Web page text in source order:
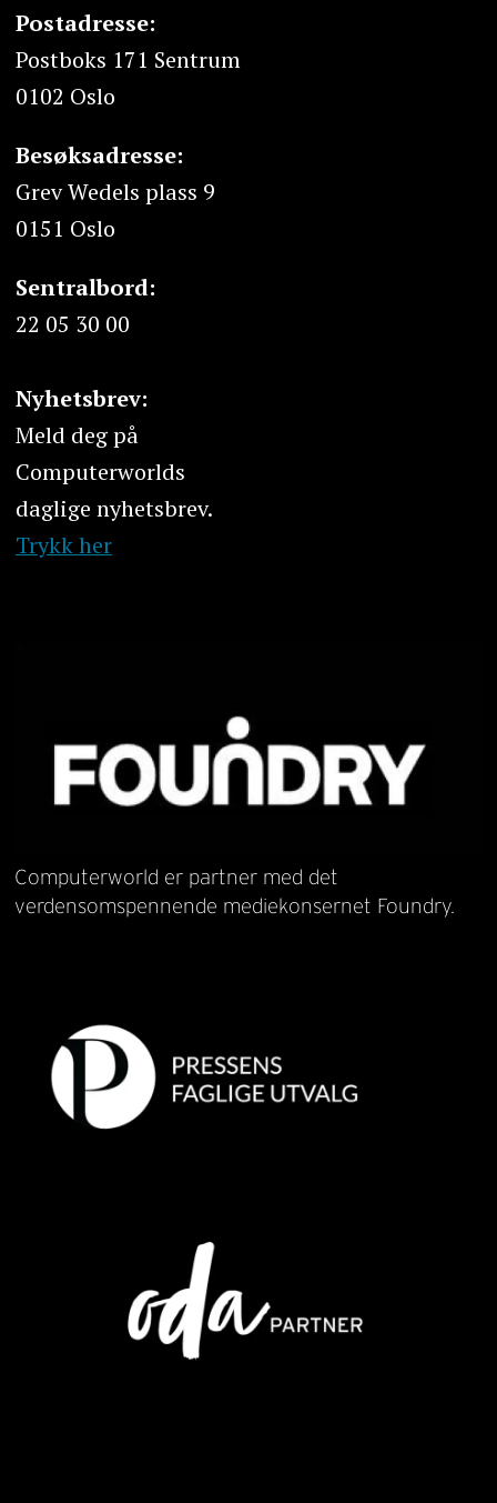
Postadresse:
Postboks 171 Sentrum
0102 Oslo
Besøksadresse:
Grev Wedels plass 9
0151 Oslo
Sentralbord:
22 05 30 00
Nyhetsbrev:
Meld deg på
Computerworlds
daglige nyhetsbrev.
Trykk her
Computerworld er partner med det
verdensomspennende mediekonsernet Foundry.